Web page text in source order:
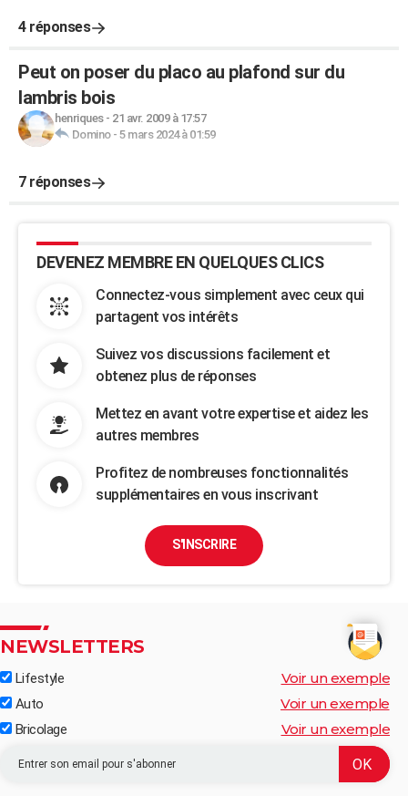
4 réponses
Peut on poser du placo au plafond sur du
lambris bois
henriques- 21 avr. 2009 à 17:57
Domino- 5 mars 2024 à 01:59
7 réponses
DEVENEZ MEMBRE EN QUELQUES CLICS
Connectez-vous simplement avec ceux qui
partagent vos intérêts
Suivez vos discussions facilement et
obtenez plus de réponses
Mettez en avant votre expertise et aidez les
autres membres
Profitez de nombreuses fonctionnalités
supplémentaires en vous inscrivant
S'INSCRIRE
NEWSLETTERS
Lifestyle Voir un exemple
Auto Voir un exemple
Bricolage Voir un exemple